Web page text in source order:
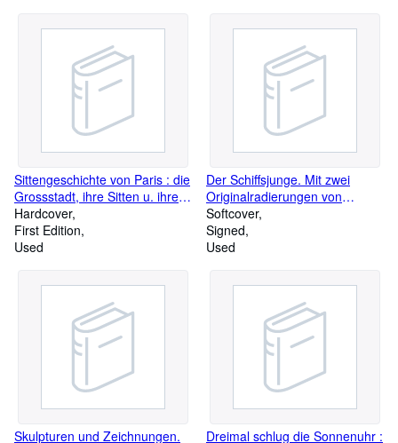
Sittengeschichte von Paris : die
Grossstadt, ihre Sitten u. ihre
Unsittlichkeit. [Die franz. Orig.
Beitr. von . wurden von Ernst
Simon ins Deutsche übertr.
Sittengeschichte der Kulturwelt
und ihrer Entwicklung in
Einzeldarstellungen ; [4]
Hardcover
First Edition
Used
Der Schiffsjunge. Mit zwei
Originalradierungen von
Wolfgang Werkmeister
Softcover
Signed
Used
Skulpturen und Zeichnungen. Dreimal schlug die Sonnenuhr :